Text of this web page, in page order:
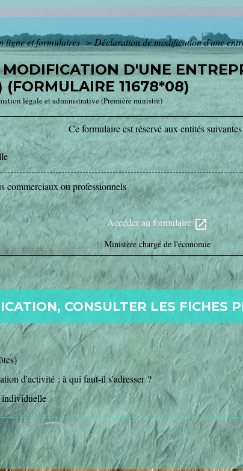
ligne et formulaires> Déclaration de modification d'une
D'UNE
(FORMULAIRE 11678*08)
légale et administrative (Première ministre)
Ce formulaire est réservé aux entités
ou professionnels
Accéder au formulaire open_in_new
Ministère chargé de l'économie
CONSULTER LES FICHES
d'activité : à qui faut-il s'adresser ?
individuelle